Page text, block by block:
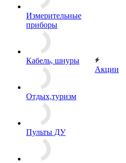
Измерительные
приборы
Кабель, шнуры
Отдых,туризм
Пульты ДУ
Акции